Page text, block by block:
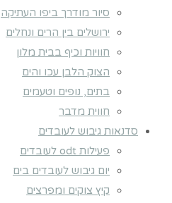
סיור מודרך ביפו העתיקה
ירושלים בין הרים ונחלים
חוויות וכיף בבית מלון
הצוק הלבן עכו והים
בתים, נופים וטעמים
חווית מדבר
סדנאות גיבוש לעובדים
פעילות odt לעובדים
יום גיבוש לעובדים בים
קיץ צוקים ומפרצים